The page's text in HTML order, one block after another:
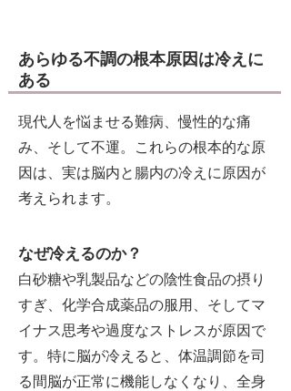
あらゆる不調の根本原因は冷えに
ある
現代人を悩ませる難病、慢性的な痛
み、そして不運。これらの根本的な原
因は、実は脳内と腸内の冷えに原因が
考えられます。
なぜ冷えるのか？
白砂糖や乳製品などの陰性食品の摂り
すぎ、化学合成薬品の服用、そしてマ
イナス思考や過度なストレスが原因で
す。特に脳が冷えると、体温調節を司
る間脳が正常に機能しなくなり、全身